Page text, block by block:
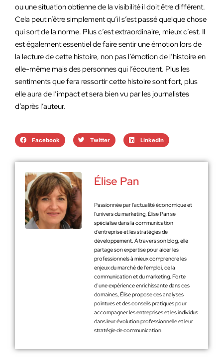
ou une situation obtienne de la visibilité il doit être différent.
Cela peut n’être simplement qu’il s’est passé quelque chose
qui sort de la norme. Plus c’est extraordinaire, mieux c’est. Il
est également essentiel de faire sentir une émotion lors de
la lecture de cette histoire, non pas l’émotion de l’histoire en
elle-même mais des personnes qui l’écoutent. Plus les
sentiments que fera ressortir cette histoire sont fort, plus
elle aura de l’impact et sera bien vu par les journalistes
d’après l’auteur.
Facebook Twitter LinkedIn
Élise Pan
Passionnée par l'actualité économique et
l'univers du marketing, Élise Pan se
spécialise dans la communication
d'entreprise et les stratégies de
développement. À travers son blog, elle
partage son expertise pour aider les
professionnels à mieux comprendre les
enjeux du marché de l'emploi, de la
communication et du marketing. Forte
d’une expérience enrichissante dans ces
domaines, Élise propose des analyses
pointues et des conseils pratiques pour
accompagner les entreprises et les individus
dans leur évolution professionnelle et leur
stratégie de communication.